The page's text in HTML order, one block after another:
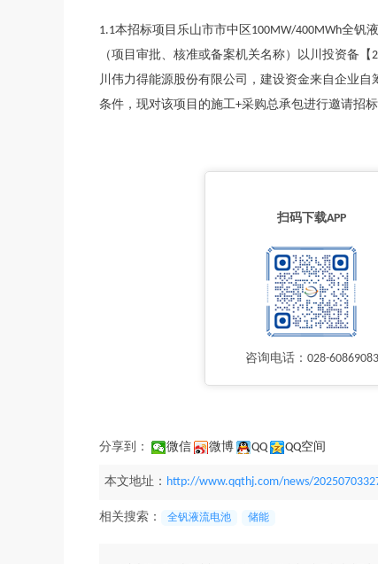
1.1本招标项目乐山市市中区100MW/400MWh全
（项目审批、核准或备案机关名称）以川投资备【
川伟力得能源股份有限公司，建设资金来自企业
条件，现对该项目的施工+采购总承包进行邀请招标
扫码下载APP
咨询电话：028-60869083
分享到： 微信 微博 QQ QQ空间
本文地址： http://www.qqthj.com/news/
相关搜索： 全钒液流电池 储能